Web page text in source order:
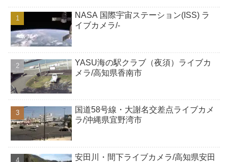
NASA 国際宇宙ステーション(ISS) ラ
イブカメラ/-
YASU海の駅クラブ（夜須）ライブカ
メラ/高知県香南市
国道58号線・大謝名交差点ライブカメ
ラ/沖縄県宜野湾市
安田川・間下ライブカメラ/高知県安田